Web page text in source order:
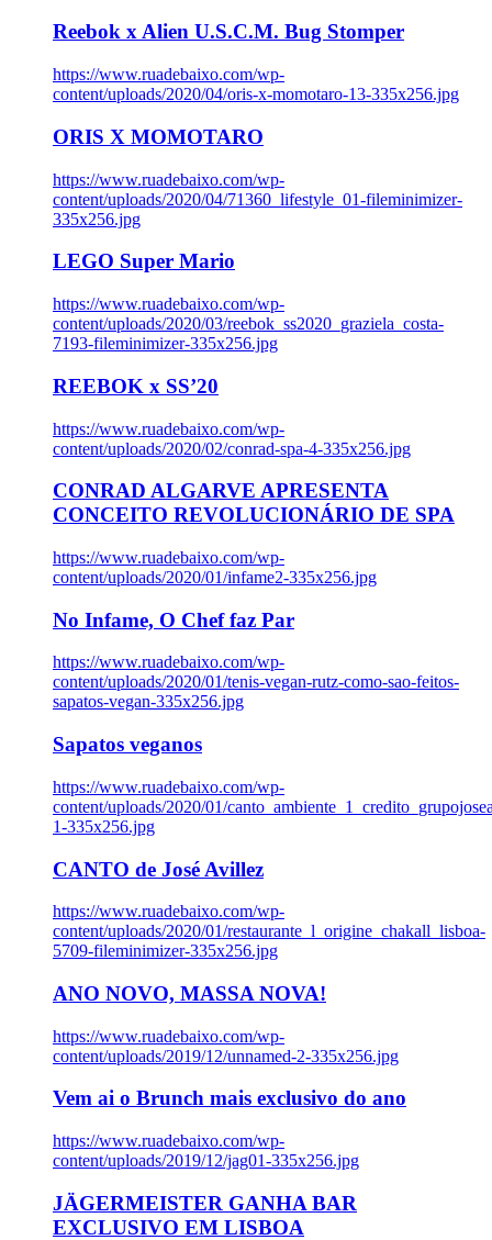
Reebok x Alien U.S.C.M. Bug Stomper
https://www.ruadebaixo.com/wp-
content/uploads/2020/04/oris-x-momotaro-13-335x256.jpg
ORIS X MOMOTARO
https://www.ruadebaixo.com/wp-
content/uploads/2020/04/71360_lifestyle_01-fileminimizer-
335x256.jpg
LEGO Super Mario
https://www.ruadebaixo.com/wp-
content/uploads/2020/03/reebok_ss2020_graziela_costa-
7193-fileminimizer-335x256.jpg
REEBOK x SS’20
https://www.ruadebaixo.com/wp-
content/uploads/2020/02/conrad-spa-4-335x256.jpg
CONRAD ALGARVE APRESENTA
CONCEITO REVOLUCIONÁRIO DE SPA
https://www.ruadebaixo.com/wp-
content/uploads/2020/01/infame2-335x256.jpg
No Infame, O Chef faz Par
https://www.ruadebaixo.com/wp-
content/uploads/2020/01/tenis-vegan-rutz-como-sao-feitos-
sapatos-vegan-335x256.jpg
Sapatos veganos
https://www.ruadebaixo.com/wp-
content/uploads/2020/01/
1-335x256.jpg
CANTO de José Avillez
https://www.ruadebaixo.com/wp-
content/uploads/2020/01/restaurante_l_origine_chakall_lisboa-
5709-fileminimizer-335x256.jpg
ANO NOVO, MASSA NOVA!
https://www.ruadebaixo.com/wp-
content/uploads/2019/12/unnamed-2-335x256.jpg
Vem ai o Brunch mais exclusivo do ano
https://www.ruadebaixo.com/wp-
content/uploads/2019/12/jag01-335x256.jpg
JÄGERMEISTER GANHA BAR
EXCLUSIVO EM LISBOA